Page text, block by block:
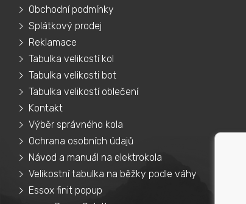
Obchodní podmínky
Splátkový prodej
Reklamace
Tabulka velikostí kol
Tabulka velikosti bot
Tabulka velikostí oblečení
Kontakt
Výběr správného kola
Ochrana osobních údajů
Návod a manuál na elektrokola
Velikostní tabulka na běžky podle váhy
Essox finit popup